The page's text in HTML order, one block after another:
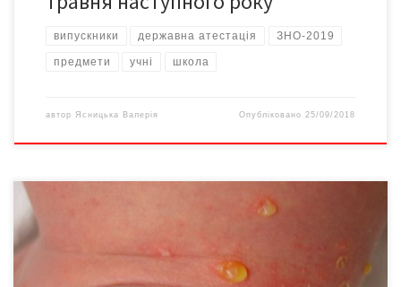
випускники державна атестація ЗНО-2019
предмети учні школа
автор Ясницька Валерія Опубліковано25/09/2018
Якщо на вашій шкірі з’явилася маленька червона плямочка, яка
через кілька годин збільшується і перетворюється на пухир,
заповнений каламутною рідиною, негайно зверніться до